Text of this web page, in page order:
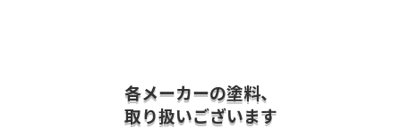
各メーカーの塗料、
取り扱いございます